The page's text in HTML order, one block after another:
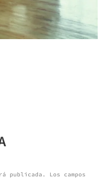
publicada.
Los campos